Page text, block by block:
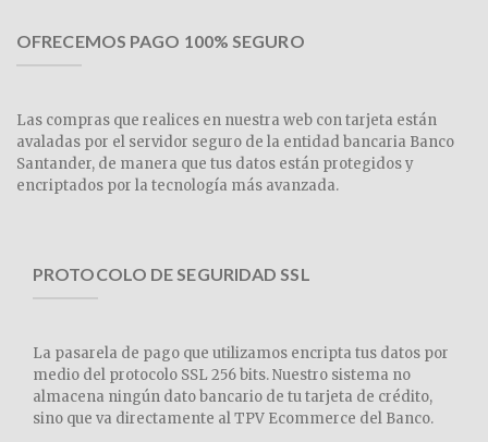
OFRECEMOS PAGO 100% SEGURO
Las compras que realices en nuestra web con tarjeta están
avaladas por el servidor seguro de la entidad bancaria Banco
Santander, de manera que tus datos están protegidos y
encriptados por la tecnología más avanzada.
PROTOCOLO DE SEGURIDAD SSL
La pasarela de pago que utilizamos encripta tus datos por
medio del protocolo SSL 256 bits. Nuestro sistema no
almacena ningún dato bancario de tu tarjeta de crédito,
sino que va directamente al TPV Ecommerce del Banco.